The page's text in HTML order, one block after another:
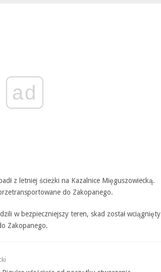
ad
z letniej ścieżki na Kazalnice Mięguszowiecką.
do Zakopanego.
w bezpieczniejszy teren, skad został wciągnięty
Zakopanego.